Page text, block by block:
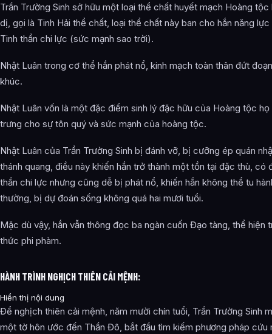
Trần Trường Sinh sở hữu một loại thể chất huyết mạch Hoàng tộc
dị, gọi là Tinh Hải thể chất, loại thể chất này ban cho hắn năng
Tinh thần chi lực (sức mạnh sao trời).
Nhật Luân trong cơ thể hắn phát nổ, kinh mạch toàn thân đứt
khúc.
Nhật Luân vốn là một đặc điểm sinh lý đặc hữu của Hoàng tộc
trưng cho sự tôn quý và sức mạnh của hoàng tộc.
Nhật Luân của Trần Trường Sinh bị đánh vỡ, bị cưỡng ép quán
thánh quang, điều này khiến hắn trở thành một tồn tại đặc thù, có
thần chi lực nhưng cũng dễ bị phát nổ, khiến hắn không thể tu
thường, bị dự đoán sống không quá hai mươi tuổi.
Mặc dù vậy, hắn vẫn thông đọc ba ngàn cuốn Đạo tàng, thể hiện
thức phi phàm.
HÀNH TRÌNH NGHỊCH THIÊN CẢI MỆNH:
Hiển thị nội dung
Để nghịch thiên cải mệnh, năm mười chín tuổi, Trần Trường Sinh
một tờ hôn ước đến Thần Đô, bắt đầu tìm kiếm phương pháp cứu